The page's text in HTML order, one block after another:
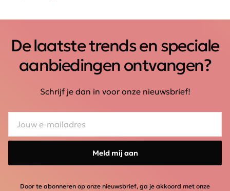
De laatste trends en speciale
aanbiedingen ontvangen?
Schrijf je dan in voor onze nieuwsbrief!
Meld mij aan
Door te abonneren op onze nieuwsbrief, ga je akkoord met onze